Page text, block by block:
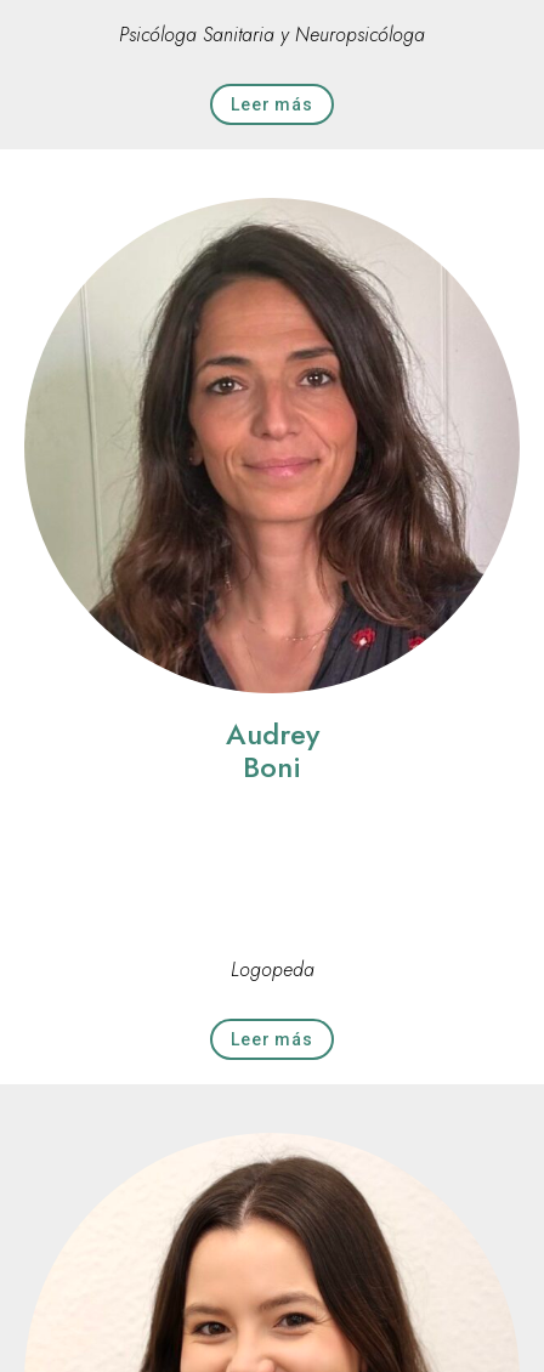
Psicóloga Sanitaria y Neuropsicóloga
Leer más
Audrey
Boni
Logopeda
Leer más